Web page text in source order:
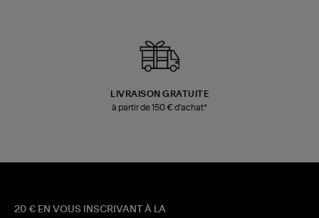
LIVRAISON GRATUITE
à partir de 150 € d'achat*
20 € EN VOUS INSCRIVANT À LA